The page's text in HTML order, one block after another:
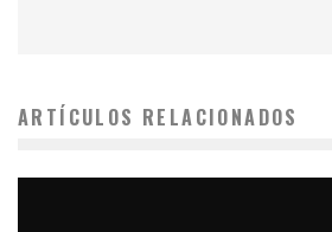
ARTÍCULOS RELACIONADOS